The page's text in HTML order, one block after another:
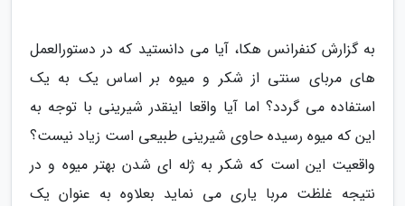
به گزارش کنفرانس هکا، آیا می دانستید که در دستورالعمل
های مربای سنتی از شکر و میوه بر اساس یک به یک
استفاده می گردد؟ اما آیا واقعا اینقدر شیرینی با توجه به
این که میوه رسیده حاوی شیرینی طبیعی است زیاد نیست؟
واقعیت این است که شکر به ژله ای شدن بهتر میوه و در
نتیجه غلظت مربا یاری می نماید بعلاوه به عنوان یک